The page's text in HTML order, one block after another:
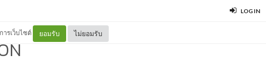
LOG IN
ารเว็บไซต์ ยอมรับ ไม่ยอมรับ